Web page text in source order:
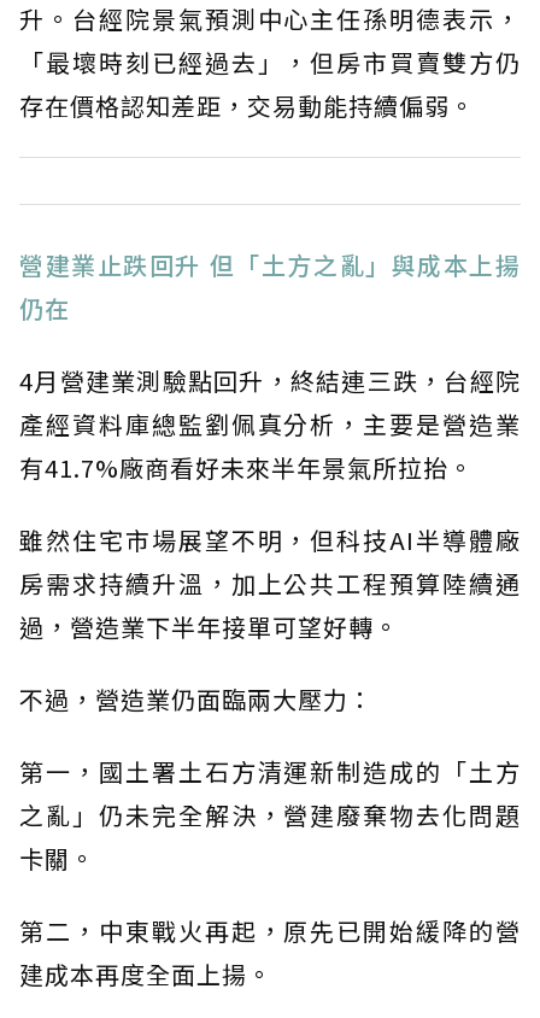
升。台經院景氣預測中心主任孫明德表示，
「最壞時刻已經過去」，但房市買賣雙方仍
存在價格認知差距，交易動能持續偏弱。
營建業止跌回升 但「土方之亂」與成本上揚
仍在
4月營建業測驗點回升，終結連三跌，台經院
產經資料庫總監劉佩真分析，主要是營造業
有41.7%廠商看好未來半年景氣所拉抬。
雖然住宅市場展望不明，但科技AI半導體廠
房需求持續升溫，加上公共工程預算陸續通
過，營造業下半年接單可望好轉。
不過，營造業仍面臨兩大壓力：
第一，國土署土石方清運新制造成的「土方
之亂」仍未完全解決，營建廢棄物去化問題
卡關。
第二，中東戰火再起，原先已開始緩降的營
建成本再度全面上揚。